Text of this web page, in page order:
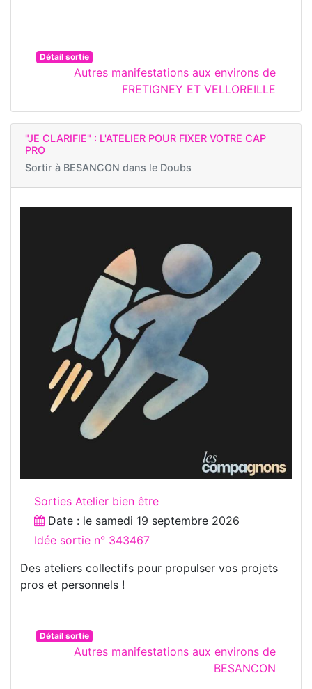
Détail sortie
Autres manifestations aux environs de
FRETIGNEY ET VELLOREILLE
"JE CLARIFIE" : L'ATELIER POUR FIXER VOTRE CAP
PRO
Sortir à BESANCON dans le Doubs
Sorties Atelier bien être
Date : le samedi 19 septembre 2026
Idée sortie n° 343467
Des ateliers collectifs pour propulser vos projets
pros et personnels !
Détail sortie
Autres manifestations aux environs de
BESANCON